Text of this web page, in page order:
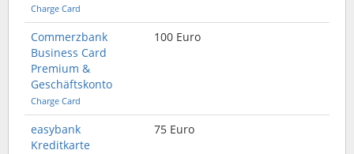
Charge Card
Commerzbank
Business Card
Premium &
Geschäftskonto
Charge Card
100 Euro
easybank
Kreditkarte
75 Euro